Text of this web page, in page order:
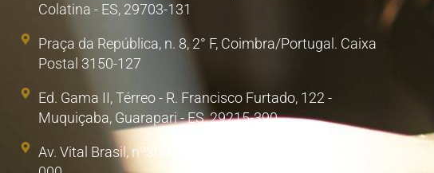
Colatina - ES, 29703-131
Praça da República, n. 8, 2° F, Coimbra/Portugal. Caixa
Postal 3150-127
Ed. Gama II, Térreo - R. Francisco Furtado, 122 -
Muquiçaba, Guarapari - ES, 29215-390
Av. Vital Brasil, nº300, Sala 1. Poá, São Paulo/SP. 08857-